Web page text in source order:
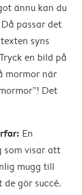
ännu kan du
passar det
syns
en bild på
mormor när
Det
En
som visar att
mugg till
gör succé.